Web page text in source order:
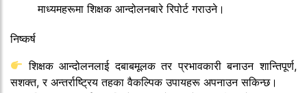
माध्यमहरूमा शिक्षक आन्दोलनबारे रिपोर्ट गराउने।
निष्कर्ष
शिक्षक आन्दोलनलाई दबाबमूलक तर प्रभावकारी बनाउन शान्तिपूर्ण,
सशक्त, र अन्तर्राष्ट्रिय तहका वैकल्पिक उपायहरू अपनाउन सकिन्छ।